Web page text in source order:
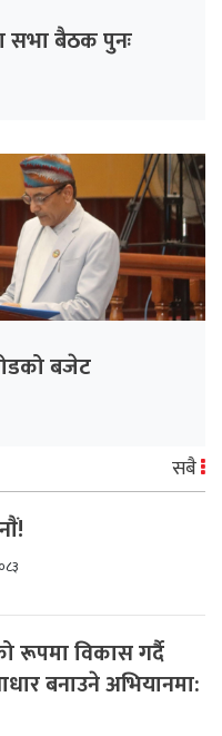
सभा बैठक पुनः
बजेट
सबै
रूपमा विकास गर्दै
बनाउने अभियानमा: